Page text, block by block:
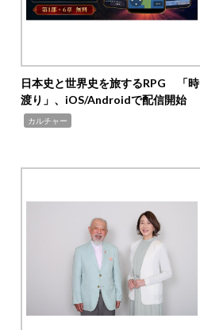
日本史と世界史を旅するRPG 「時
渡り」、iOS/Androidで配信開始
カルチャー